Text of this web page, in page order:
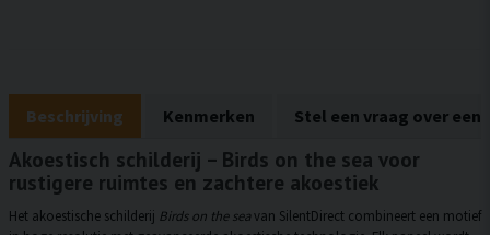
Beschrijving Kenmerken Stel een vraag over een
Akoestisch schilderij – Birds on the sea voor
rustigere ruimtes en zachtere akoestiek
Het akoestische schilderij Birds on the seavan SilentDirect combineert een motief